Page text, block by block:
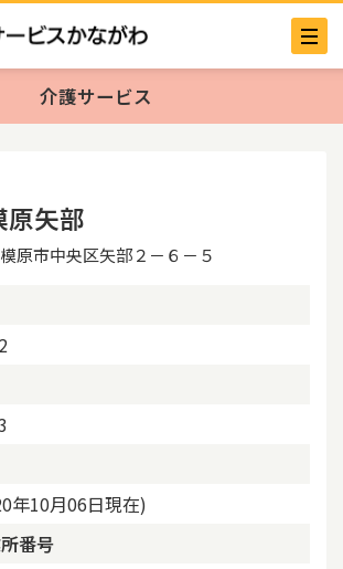
介護サービス
原矢部
原市中央区矢部２－６－５
年10月06日現在)
番号